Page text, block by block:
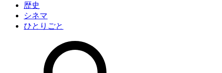
歴史
シネマ
ひとりごと